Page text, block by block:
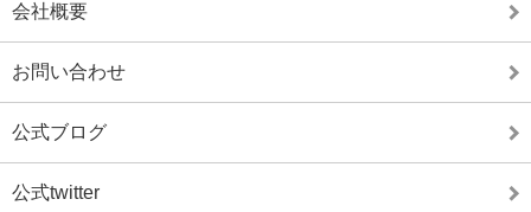
会社概要
お問い合わせ
公式ブログ
公式twitter